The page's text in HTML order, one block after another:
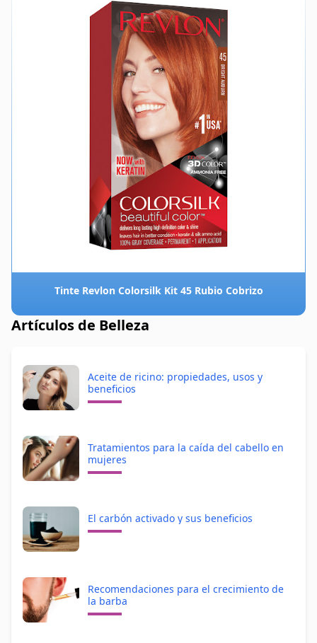
Tinte Revlon Colorsilk Kit 45 Rubio Cobrizo
Artículos de Belleza
Aceite de ricino: propiedades, usos y
beneficios
Tratamientos para la caída del cabello en
mujeres
El carbón activado y sus beneficios
Recomendaciones para el crecimiento de
la barba